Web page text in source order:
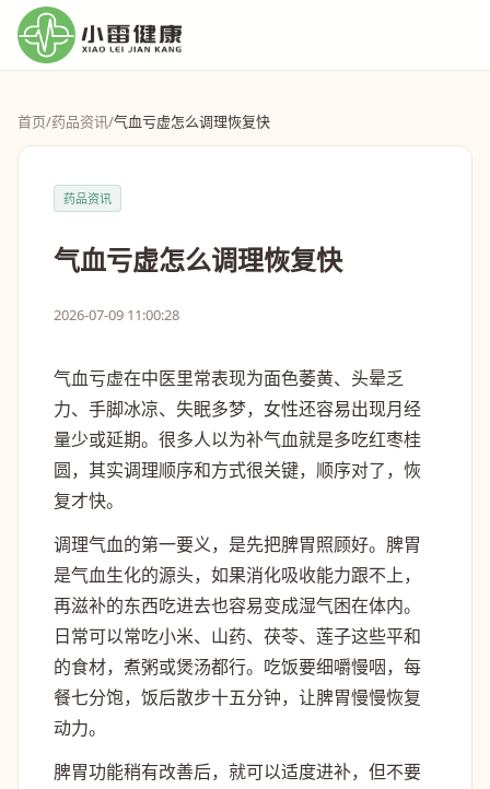
首页/药品资讯/气血亏虚怎么调理恢复快
药品资讯
气血亏虚怎么调理恢复快
2026-07-09 11:00:28
气血亏虚在中医里常表现为面色萎黄、头晕乏
力、手脚冰凉、失眠多梦，女性还容易出现月经
量少或延期。很多人以为补气血就是多吃红枣桂
圆，其实调理顺序和方式很关键，顺序对了，恢
复才快。
调理气血的第一要义，是先把脾胃照顾好。脾胃
是气血生化的源头，如果消化吸收能力跟不上，
再滋补的东西吃进去也容易变成湿气困在体内。
日常可以常吃小米、山药、茯苓、莲子这些平和
的食材，煮粥或煲汤都行。吃饭要细嚼慢咽，每
餐七分饱，饭后散步十五分钟，让脾胃慢慢恢复
动力。
脾胃功能稍有改善后，就可以适度进补，但不要